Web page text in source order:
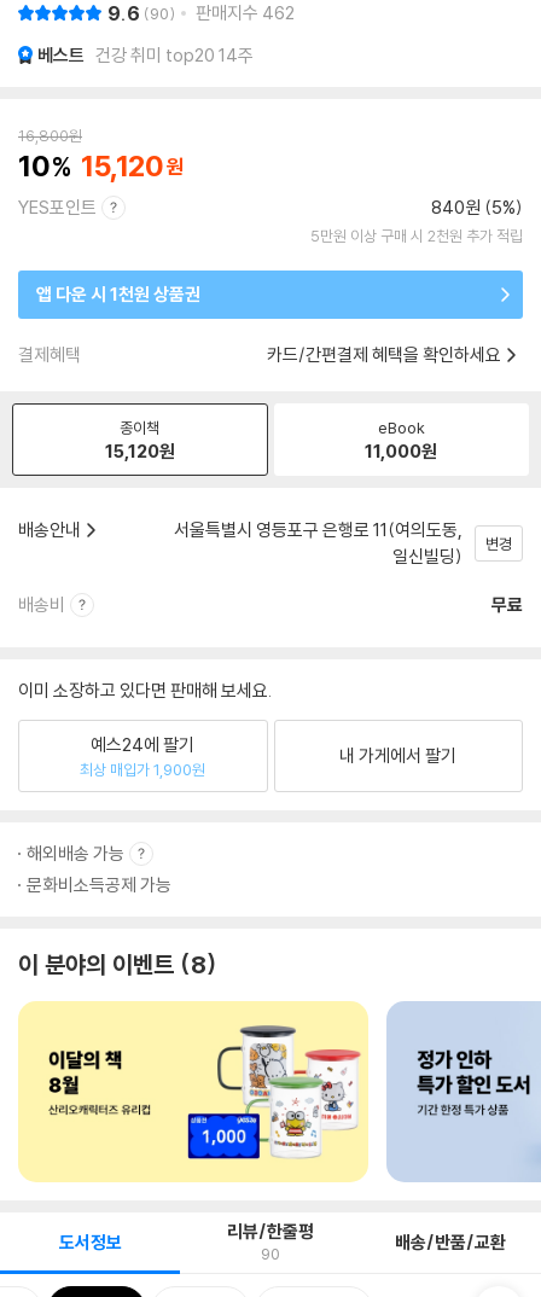
9.6 90 판매지수 462
베스트 건강 취미 top20 14주
16,800원
10 15,120
YES포인트 840원 (5%)
5만원 이상 구매 시 2천원 추가 적립
앱 다운 시 1천원 상품권
결제혜택 카드/간편결제 혜택을 확인하세요
종이책
15,120원
eBook
11,000원
배송안내
서울특별시 영등포구 은행로 11(여의도동,
일신빌딩)
변경
배송비 무료
이미 소장하고 있다면 판매해 보세요.
예스24에 팔기
최상 매입가 1,900원
내 가게에서 팔기
해외배송 가능
문화비소득공제 가능
이 분야의 이벤트 8
도서정보 리뷰/한줄평
90 배송/반품/교환